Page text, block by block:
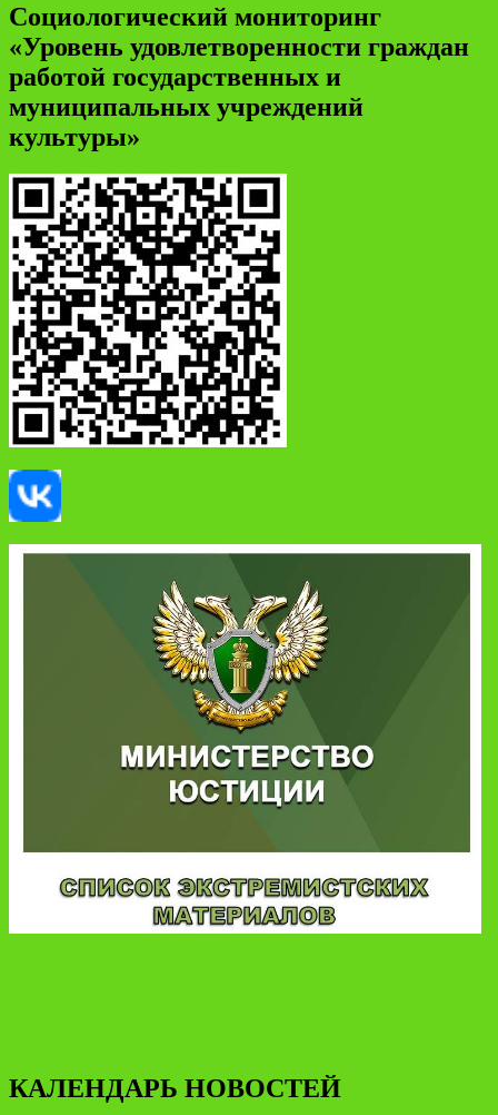
Социологический мониторинг
«Уровень удовлетворенности граждан
работой государственных и
муниципальных учреждений
культуры»
КАЛЕНДАРЬ НОВОСТЕЙ